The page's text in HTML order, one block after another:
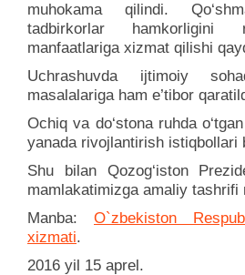
muhokama qilindi.
tadbirkorlar hamkorligini
manfaatlariga xizmat qilishi
Uchrashuvda ijtimoiy
masalalariga ham e’tibor
Ochiq va do‘stona ruhda
yanada rivojlantirish istiqbollari
Shu bilan Qozog‘iston
mamlakatimizga amaliy tashrifi
Manba: O`zbekiston
xizmati.
2016 yil 15 aprel.